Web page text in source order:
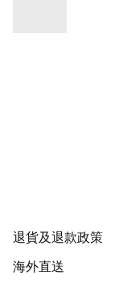
退貨及退款政策
海外直送